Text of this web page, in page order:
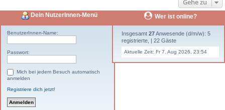
Dein NutzerInnen-Menü
BenutzerInnen-Name:
Passwort:
Mich bei jedem Besuch automatisch
anmelden
Registriere dich jetzt!
Wer ist online?
Insgesamt27Anwesende (d/m/w): 5
registrierte, | 22 Gäste
Aktuelle Zeit: Fr 7. Aug 2026, 23:54